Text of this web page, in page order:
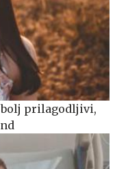
bolj prilagodljivi,